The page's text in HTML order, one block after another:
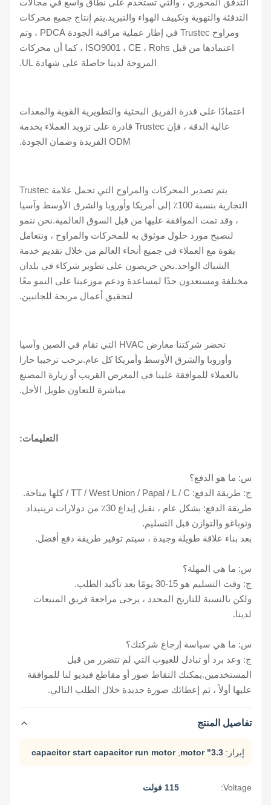
التدفق المحوري ، والتي تستخدم على نطاق واسع في مجالات
التدفئة والتهوية وتكييف الهواء والتبريد.يتم إنتاج جميع محركات
ومراوح Trustec في إطار عملية مراقبة الجودة PDCA ، وتم
اعتمادها من قبل ISO9001 ، CE ، Rohs ، كما أن محركات
المروحة لدينا حاصلة على شهادة UL.
اعتمادًا على قدرة الفريق البحثية والتطويرية القوية والمعدات
عالية الدقة ، فإن Trustec قادرة على تزويد العملاء بخدمة
ODM الفريدة وضمان الجودة.
يتم تصدير المحركات والمراوح التي تحمل علامة Trustec
التجارية بنسبة 100٪ إلى أمريكا وأوروبا والشرق الأوسط وآسيا
، وقد تمت الموافقة عليها من قبل السوق العالمية.نحن ننمو
لنصبح مورد حلول موثوق به للمحركات والمراوح ، ونتعامل
بقوة مع العملاء في جميع أنحاء العالم من خلال تقديم خدمة
الشباك الواحد.نحن حريصون على تطوير شركاء في بلدان
مختلفة ومستعدون جدًا لمساعدة ودعم موزعينا على النمو معًا
لتحقيق أعمال مربحة للجانبين.
تحضر شركتنا معارض HVAC التي تقام في الصين وآسيا
وأوروبا والشرق الأوسط وأمريكا كل عام.نرحب ترحيبا حارا
بالعملاء للموافقة علينا في المعرض القريب أو زيارة المصنع
مباشرة للتعاون طويل الأجل.
التعليمات:
س: ما هو الدفع؟
ج: طريقة الدفع: TT / West Union / Papal / L / C / كلها متاحة.
طريقة الدفع: بشكل عام ، نقبل إيداع 30٪ من دولارات ترينيداد
وتوباغو والتوازن قبل التسليم.
بعد بناء علاقة طويلة وجيدة ، سيتم توفير طريقة دفع أفضل.
س: ما هي المهلة؟
ج: وقت التسليم هو 15-30 يومًا بعد تأكيد الطلب.
ولكن بالنسبة للتاريخ المحدد ، يرجى مراجعة فريق المبيعات
س: ما هي سياسة إرجاع شركتك؟
ج: وعد برد أو تبادل للعيوب التي لم تتضرر من قبل
المستخدمين.يمكنك التقاط صور أو مقاطع فيديو لنا للموافقة
عليها أولاً ، ثم إعطائك صورة جديدة خلال الطلب التالي.
تفاصيل المنتج
3.3" motor
,
capacitor start capacitor run motor
Voltage: